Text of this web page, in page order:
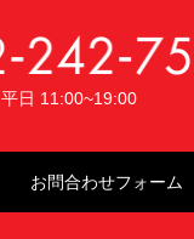
平日 11:00~19:00
お問合わせフォーム